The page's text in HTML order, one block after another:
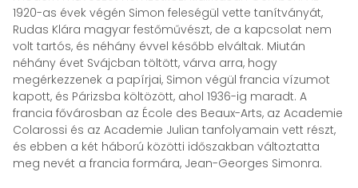
1920-as évek végén Simon feleségül vette tanítványát,
Rudas Klára magyar festőművészt, de a kapcsolat nem
volt tartós, és néhány évvel később elváltak. Miután
néhány évet Svájcban töltött, várva arra, hogy
megérkezzenek a papírjai, Simon végül francia vízumot
kapott, és Párizsba költözött, ahol 1936-ig maradt. A
francia fővárosban az École des Beaux-Arts, az Academie
Colarossi és az Academie Julian tanfolyamain vett részt,
és ebben a két háború közötti időszakban változtatta
meg nevét a francia formára, Jean-Georges Simonra.